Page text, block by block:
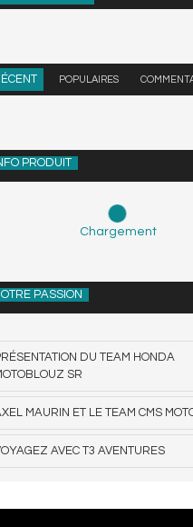
POPULAIRES
PRODUIT
Chargement
PASSION
DU TEAM HONDA
SR
MAURIN ET LE TEAM CMS
AVEC T3 AVENTURES